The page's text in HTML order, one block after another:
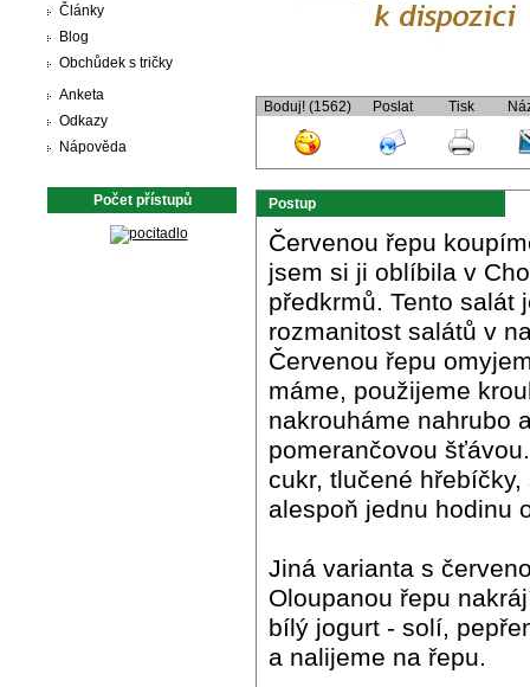
Články
Blog
Obchůdek s tričky
Anketa
Odkazy
Nápověda
Počet přístupů
Boduj! (1562) Poslat Tisk
Postup
Červenou řepu
jsem si ji oblíbila v
předkrmů. Tento salát
rozmanitost salátů v
Červenou řepu
máme, použijeme
nakrouháme nahrubo
pomerančovou
cukr, tlučené
alespoň jednu hodinu
Jiná varianta s
Oloupanou řepu
bílý jogurt - solí,
a nalijeme na řepu.